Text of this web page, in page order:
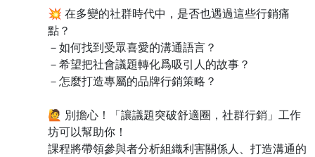
💥 在多變的社群時代中，是否也遇過這些行銷痛
點？
－如何找到受眾喜愛的溝通語言？
－希望把社會議題轉化爲吸引人的故事？
－怎麼打造專屬的品牌行銷策略？
🙋 別擔心！「讓議題突破舒適圈，社群行銷」工作
坊可以幫助你！
課程將帶領參與者分析組織利害關係人、打造溝通的